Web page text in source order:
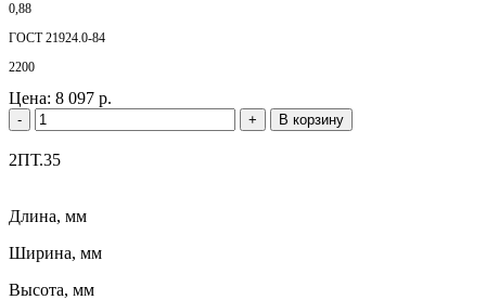
0,88
ГОСТ 21924.0-84
2200
Цена: 8 097 р.
- + В корзину
2ПТ.35
Длина, мм
Ширина, мм
Высота, мм